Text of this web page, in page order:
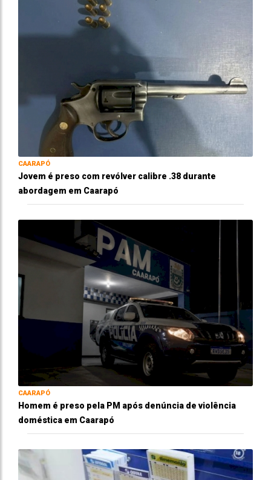
CAARAPÓ
Jovem é preso com revólver calibre .38 durante
abordagem em Caarapó
CAARAPÓ
Homem é preso pela PM após denúncia de violência
doméstica em Caarapó